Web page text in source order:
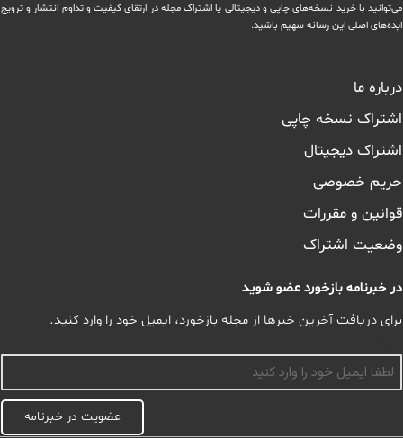
می‌توانید با خرید نسخه‌های چاپی و دیجیتالی یا ‏اشتراک مجله در ارتقای کیفیت و تداوم انتشار و ترویج
ایده‌های اصلی این رسانه سهیم باشید.
درباره ما
اشتراک نسخه چاپی
اشتراک دیجیتال
حریم خصوصی
قوانین و مقررات
وضعیت اشتراک
در خبرنامه بازخورد عضو شوید
برای دریافت آخرین خبرها از مجله بازخورد، ایمیل خود را وارد کنید.
عضویت در خبرنامه